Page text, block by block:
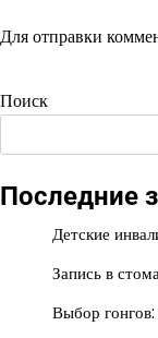
Для отправки
Поиск
Последние
Детские
Запись в
Выбор